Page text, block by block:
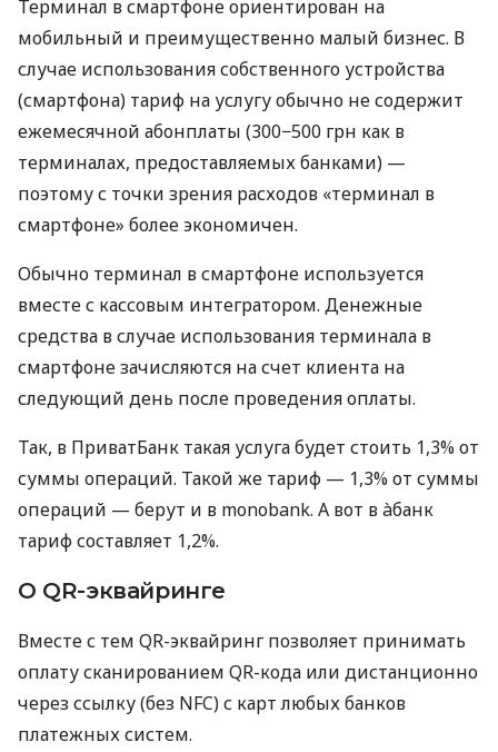
Терминал в смартфоне ориентирован на
мобильный и преимущественно малый бизнес. В
случае использования собственного устройства
(смартфона) тариф на услугу обычно не содержит
ежемесячной абонплаты (300−500 грн как в
терминалах, предоставляемых банками) —
поэтому с точки зрения расходов «терминал в
смартфоне» более экономичен.
Обычно терминал в смартфоне используется
вместе с кассовым интегратором. Денежные
средства в случае использования терминала в
смартфоне зачисляются на счет клиента на
следующий день после проведения оплаты.
Так, в ПриватБанк такая услуга будет стоить 1,3% от
суммы операций. Такой же тариф — 1,3% от суммы
операций — берут и в monobank. А вот в àбанк
тариф составляет 1,2%.
О QR-эквайринге
Вместе с тем QR-эквайринг позволяет принимать
оплату сканированием QR-кода или дистанционно
через ссылку (без NFC) с карт любых банков
платежных систем.